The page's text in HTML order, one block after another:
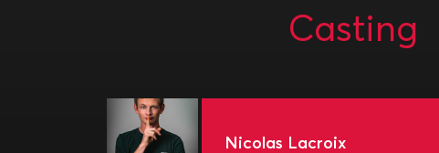
Casting
Nicolas Lacroix